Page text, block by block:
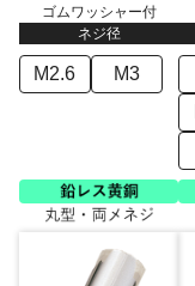
ゴムワッシャー付
ネジ径
M2.6 M3